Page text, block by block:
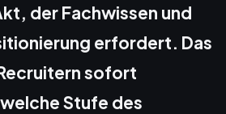
der Fachwissen und
erfordert. Das
sofort
Stufe des